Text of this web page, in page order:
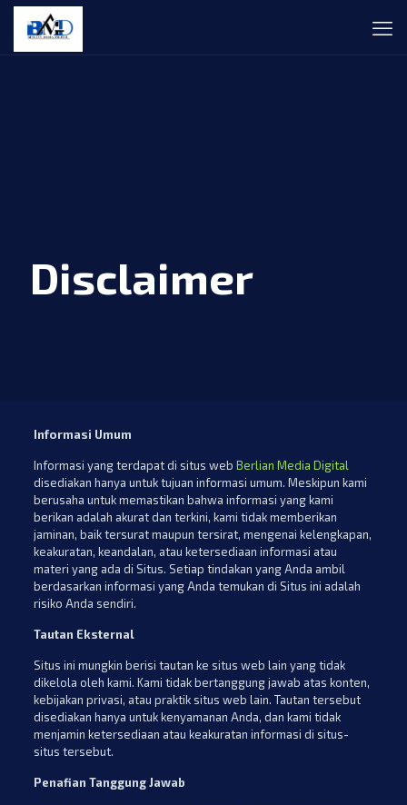
Disclaimer
Informasi Umum
Informasi yang terdapat di situs web Berlian Media Digital
disediakan hanya untuk tujuan informasi umum. Meskipun kami
berusaha untuk memastikan bahwa informasi yang kami
berikan adalah akurat dan terkini, kami tidak memberikan
jaminan, baik tersurat maupun tersirat, mengenai kelengkapan,
keakuratan, keandalan, atau ketersediaan informasi atau
materi yang ada di Situs. Setiap tindakan yang Anda ambil
berdasarkan informasi yang Anda temukan di Situs ini adalah
risiko Anda sendiri.
Tautan Eksternal
Situs ini mungkin berisi tautan ke situs web lain yang tidak
dikelola oleh kami. Kami tidak bertanggung jawab atas konten,
kebijakan privasi, atau praktik situs web lain. Tautan tersebut
disediakan hanya untuk kenyamanan Anda, dan kami tidak
menjamin ketersediaan atau keakuratan informasi di situs-
situs tersebut.
Penafian Tanggung Jawab